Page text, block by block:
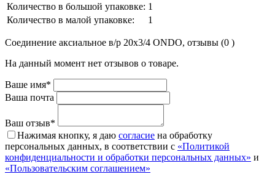
Количество в большой упаковке: 1
Количество в малой упаковке:
1
Соединение аксиальное в/р 20х3/4 ONDO, отзывы (0 )
На данный момент нет отзывов о товаре.
Ваше имя*
Ваша почта
Ваш отзыв*
Нажимая кнопку, я даю согласие на обработку
персональных данных, в соответствии с «Политикой
конфиденциальности и обработки персональных данных» и
«Пользовательским соглашением»